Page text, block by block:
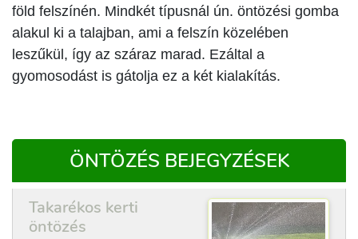
föld felszínén. Mindkét típusnál ún. öntözési gomba
alakul ki a talajban, ami a felszín közelében
leszűkül, így az száraz marad. Ezáltal a
gyomosodást is gátolja ez a két kialakítás.
ÖNTÖZÉS BEJEGYZÉSEK
Takarékos kerti
öntözés